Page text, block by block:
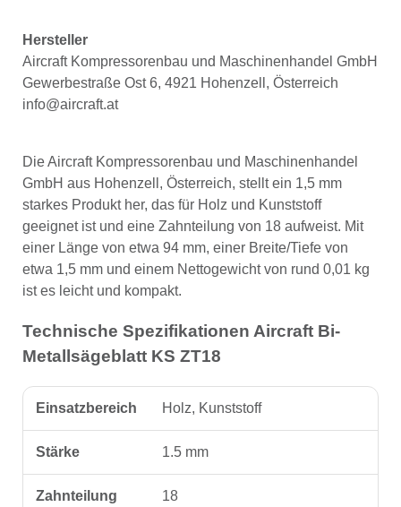
Hersteller
Aircraft Kompressorenbau und Maschinenhandel GmbH
Gewerbestraße Ost 6, 4921 Hohenzell, Österreich
info@aircraft.at
Die Aircraft Kompressorenbau und Maschinenhandel
GmbH aus Hohenzell, Österreich, stellt ein 1,5 mm
starkes Produkt her, das für Holz und Kunststoff
geeignet ist und eine Zahnteilung von 18 aufweist. Mit
einer Länge von etwa 94 mm, einer Breite/Tiefe von
etwa 1,5 mm und einem Nettogewicht von rund 0,01 kg
ist es leicht und kompakt.
Technische Spezifikationen Aircraft Bi-
Metallsägeblatt KS ZT18
Einsatzbereich Holz, Kunststoff
Stärke 1.5 mm
Zahnteilung 18